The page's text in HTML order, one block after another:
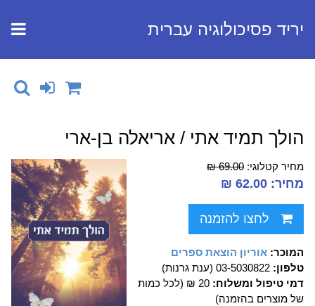
יריד פסיכולוגיה עברית
הולך תמיד אתי / אריאלה בן-ארי
מחיר קטלוגי: 69.00 ₪
מחיר: 62.00 ₪
לחצו להזמנה
המוכר: אוריון הוצאת ספרים
טלפון: 03-5030822 (ענת גרנות)
דמי טיפול ומשלוח:
20 ₪ (לכל כמות
של מוצרים בהזמנה)